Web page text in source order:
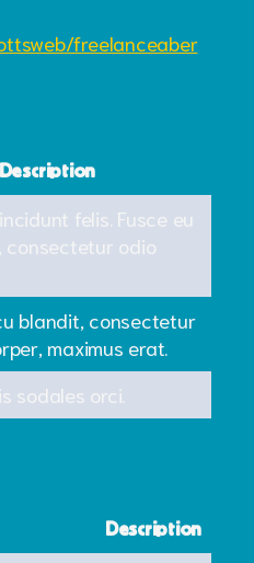
freelanceaber
Description
felis. Fusce eu
consectetur odio
blandit, consectetur
maximus erat.
sodales orci.
Description